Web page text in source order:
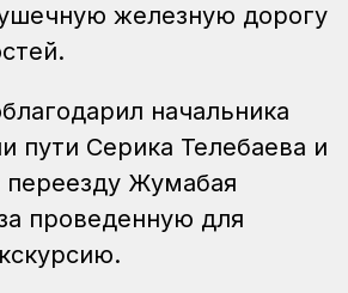
железную дорогу
начальника
пути Серика Телебаева и
Жумабая
проведенную для